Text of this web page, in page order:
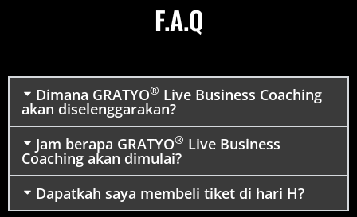
F.A.Q
Dimana GRATYO® Live Business Coaching
akan diselenggarakan?
Jam berapa GRATYO® Live Business
Coaching akan dimulai?
Dapatkah saya membeli tiket di hari H?